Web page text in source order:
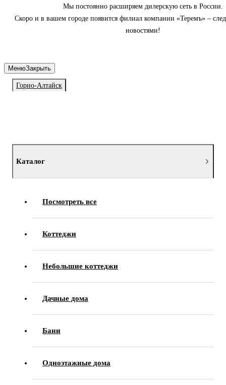
Мы постоянно расширяем дилерскую сеть в России.
Скоро и в вашем городе появится филиал компании «Теремъ» –
новостями!
Горно-Алтайск
МенюЗакрыть
Каталог
Посмотреть все
Коттеджи
Небольшие коттеджи
Дачные дома
Бани
Одноэтажные дома